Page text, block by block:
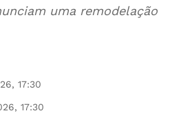
remodelação
17:30
17:30